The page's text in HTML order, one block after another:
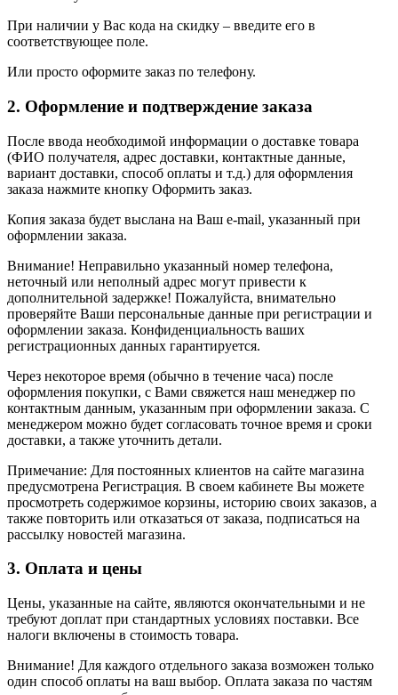
При наличии у Вас кода на скидку – введите его в
соответствующее поле.
Или просто оформите заказ по телефону.
2. Оформление и подтверждение заказа
После ввода необходимой информации о доставке товара
(ФИО получателя, адрес доставки, контактные данные,
вариант доставки, способ оплаты и т.д.) для оформления
заказа нажмите кнопку Оформить заказ.
Копия заказа будет выслана на Ваш e-mail, указанный при
оформлении заказа.
Внимание! Неправильно указанный номер телефона,
неточный или неполный адрес могут привести к
дополнительной задержке! Пожалуйста, внимательно
проверяйте Ваши персональные данные при регистрации и
оформлении заказа. Конфиденциальность ваших
регистрационных данных гарантируется.
Через некоторое время (обычно в течение часа) после
оформления покупки, с Вами свяжется наш менеджер по
контактным данным, указанным при оформлении заказа. С
менеджером можно будет согласовать точное время и сроки
доставки, а также уточнить детали.
Примечание: Для постоянных клиентов на сайте магазина
предусмотрена Регистрация. В своем кабинете Вы можете
просмотреть содержимое корзины, историю своих заказов, а
также повторить или отказаться от заказа, подписаться на
рассылку новостей магазина.
3. Оплата и цены
Цены, указанные на сайте, являются окончательными и не
требуют доплат при стандартных условиях поставки. Все
налоги включены в стоимость товара.
Внимание! Для каждого отдельного заказа возможен только
один способ оплаты на ваш выбор. Оплата заказа по частям